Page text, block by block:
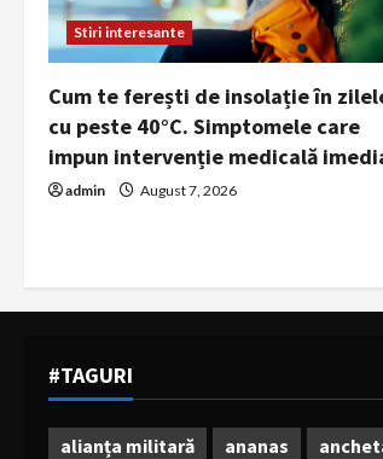
Stiri interesante
Cum te ferești de insolație în
cu peste 40°C. Simptomele care
impun intervenție medicală
admin August 7, 2026
#TAGURI
alianța militară ananas